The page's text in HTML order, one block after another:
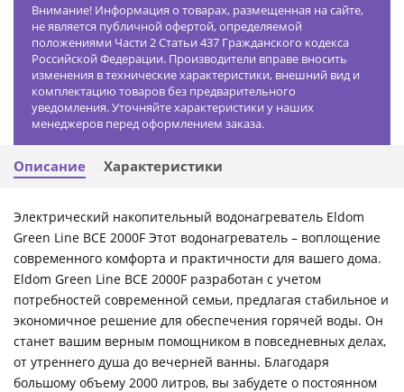
Внимание! Информация о товарах, размещенная на сайте,
не является публичной офертой, определяемой
положениями Части 2 Статьи 437 Гражданского кодекса
Российской Федерации. Производители вправе вносить
изменения в технические характеристики, внешний вид и
комплектацию товаров без предварительного
уведомления. Уточняйте характеристики у наших
менеджеров перед оформлением заказа.
Описание Характеристики
Электрический накопительный водонагреватель Eldom
Green Line BCE 2000F Этот водонагреватель – воплощение
современного комфорта и практичности для вашего дома.
Eldom Green Line BCE 2000F разработан с учетом
потребностей современной семьи, предлагая стабильное и
экономичное решение для обеспечения горячей воды. Он
станет вашим верным помощником в повседневных делах,
от утреннего душа до вечерней ванны. Благодаря
большому объему 2000 литров, вы забудете о постоянном